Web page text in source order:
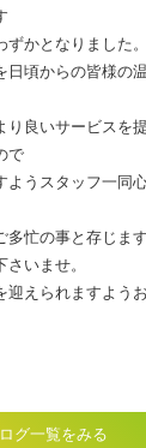
かとなりました。
日頃からの皆様の
良いサービスを
で
ようスタッフ一同
忙の事と存じます
いませ。
えられますよう
グ一覧をみる